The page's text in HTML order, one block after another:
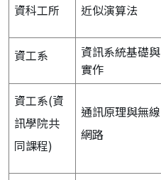
資科工所 近似演算法
資工系
資訊系統基礎與
實作
資工系(資
訊學院共
同課程)
通訊原理與無線
網路